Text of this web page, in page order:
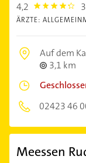
4,2 4.2000003
ÄRZTE:
Auf dem
3,1 km
02423 46
Meessen